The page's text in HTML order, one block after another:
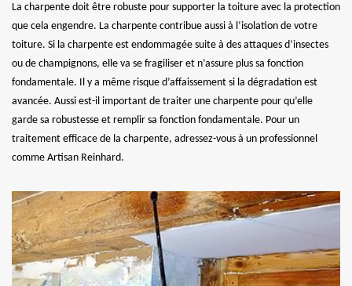
La charpente doit être robuste pour supporter la toiture avec la protection
que cela engendre. La charpente contribue aussi à l’isolation de votre
toiture. Si la charpente est endommagée suite à des attaques d’insectes
ou de champignons, elle va se fragiliser et n’assure plus sa fonction
fondamentale. Il y a même risque d’affaissement si la dégradation est
avancée. Aussi est-il important de traiter une charpente pour qu’elle
garde sa robustesse et remplir sa fonction fondamentale. Pour un
traitement efficace de la charpente, adressez-vous à un professionnel
comme Artisan Reinhard.